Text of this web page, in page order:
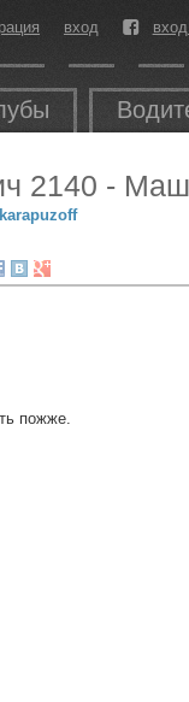
вход
2140 -
karapuzoff
пожже.